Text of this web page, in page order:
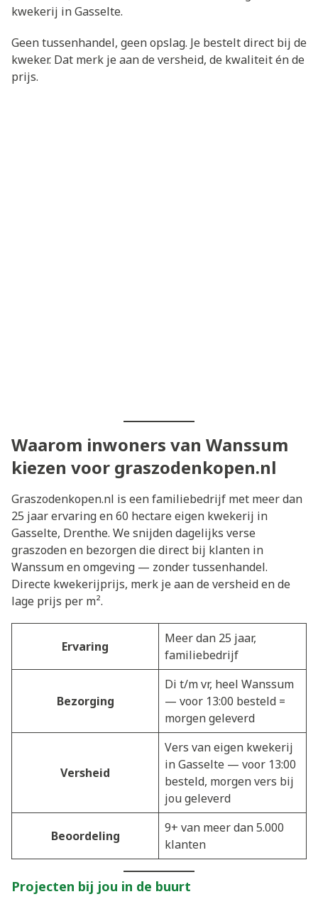
kwekerij in Gasselte.
Geen tussenhandel, geen opslag. Je bestelt direct bij de
kweker. Dat merk je aan de versheid, de kwaliteit én de
prijs.
Waarom inwoners van Wanssum
kiezen voor graszodenkopen.nl
Graszodenkopen.nl is een familiebedrijf met meer dan
25 jaar ervaring en 60 hectare eigen kwekerij in
Gasselte, Drenthe. We snijden dagelijks verse
graszoden en bezorgen die direct bij klanten in
Wanssum en omgeving — zonder tussenhandel.
Directe kwekerijprijs, merk je aan de versheid en de
lage prijs per m².
Ervaring
Meer dan 25 jaar,
familiebedrijf
Bezorging
Di t/m vr, heel Wanssum
— voor 13:00 besteld =
morgen geleverd
Versheid
Vers van eigen kwekerij
in Gasselte — voor 13:00
besteld, morgen vers bij
jou geleverd
Beoordeling
9+ van meer dan 5.000
klanten
Projecten bij jou in de buurt